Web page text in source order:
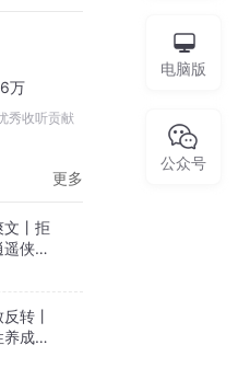
万
秀收听贡献
更多
文丨拒
侠，
转丨
成丨
电脑版
公众号